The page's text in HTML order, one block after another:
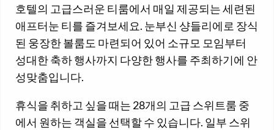
호텔의 고급스러운 티룸에서 매일 제공되는 세련된
애프터눈 티를 즐겨보세요. 눈부신 샹들리에로 장식
된 웅장한 볼룸도 마련되어 있어 소규모 모임부터
성대한 축하 행사까지 다양한 행사를 주최하기에 안
성맞춤입니다.
휴식을 취하고 싶을 때는 28개의 고급 스위트룸 중
에서 원하는 객실을 선택할 수 있습니다. 일부 스위